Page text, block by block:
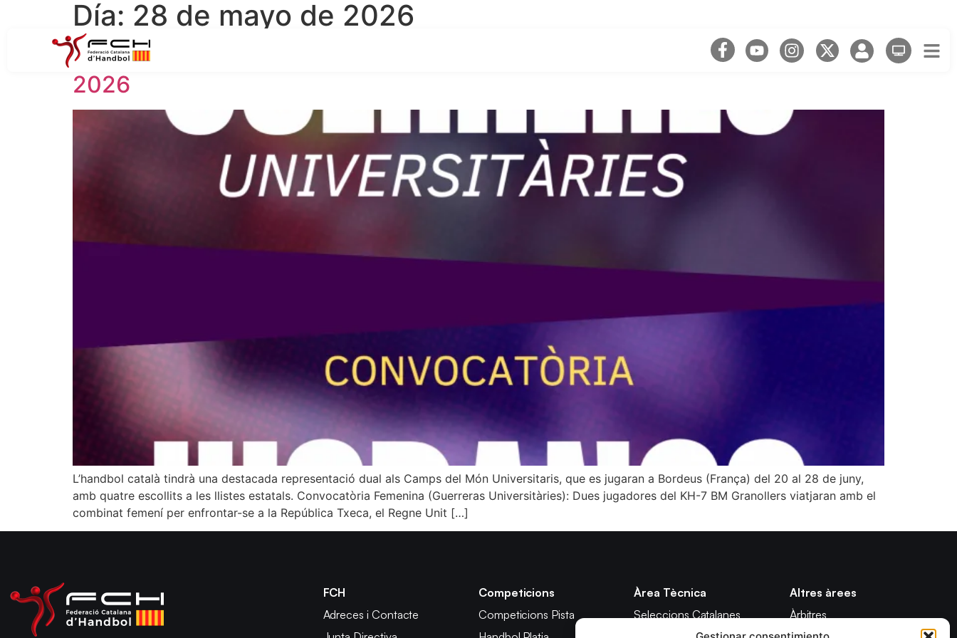
Día: 28 de mayo de 2026
Convocatòries de les seleccions espanyoles universitàries pel Mundial
2026
L’handbol català tindrà una destacada representació dual als Camps del Món Universitaris, que es jugaran a Bordeus (França) del 20 al 28 de juny,
amb quatre escollits a les llistes estatals. Convocatòria Femenina (Guerreras Universitàries): Dues jugadores del KH-7 BM Granollers viatjaran amb el
combinat femení per enfrontar-se a la República Txeca, el Regne Unit […]
FCH
Adreces i Contacte
Competicions
Competicions Pista
Àrea Tècnica
Seleccions Catalanes
Altres àrees
Àrbitres